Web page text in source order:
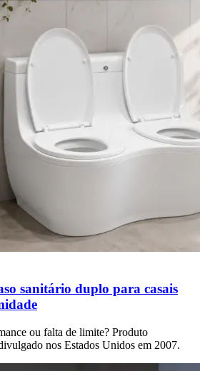
sanitário duplo para casais
ou falta de limite? Produto
nos Estados Unidos em 2007.